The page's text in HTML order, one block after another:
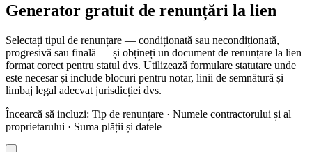
Generator gratuit de renunțări la lien
Selectați tipul de renunțare — condiționată sau necondiționată,
progresivă sau finală — și obțineți un document de renunțare la lien
format corect pentru statul dvs. Utilizează formulare statutare unde
este necesar și include blocuri pentru notar, linii de semnătură și
limbaj legal adecvat jurisdicției dvs.
Încearcă să incluzi: Tip de renunțare · Numele contractorului și al
proprietarului · Suma plății și datele